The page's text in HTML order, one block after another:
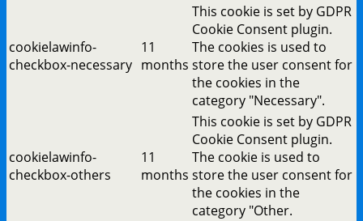
cookielawinfo-
checkbox-necessary
11
months
This cookie is set by GDPR
Cookie Consent plugin.
The cookies is used to
store the user consent for
the cookies in the
category "Necessary".
cookielawinfo-
checkbox-others
11
months
This cookie is set by GDPR
Cookie Consent plugin.
The cookie is used to
store the user consent for
the cookies in the
category "Other.